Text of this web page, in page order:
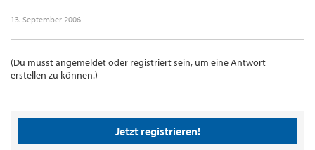
13. September 2006
(Du musst angemeldet oder registriert sein, um eine Antwort
erstellen zu können.)
Jetzt registrieren!